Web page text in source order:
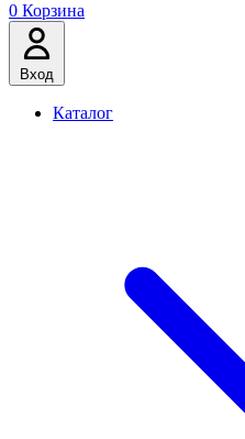
0 Корзина
Вход
Каталог